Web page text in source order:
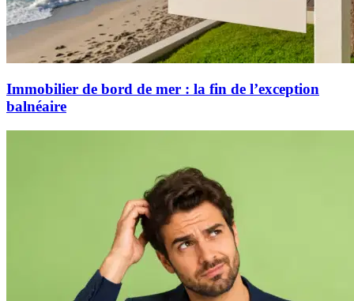
Immobilier de bord de mer : la fin de l’exception
balnéaire